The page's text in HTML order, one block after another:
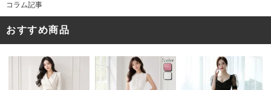
コラム記事
おすすめ商品